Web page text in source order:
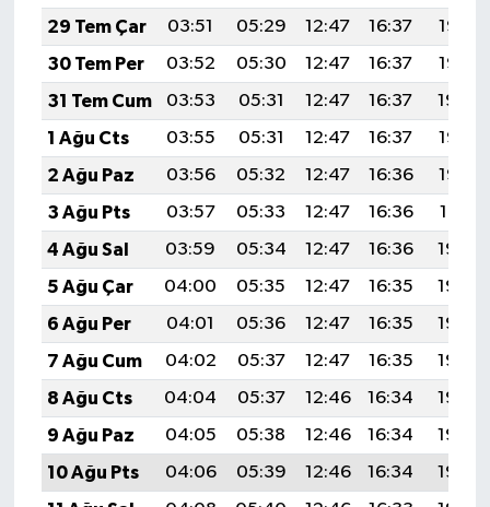
29 Tem Çar
03:51 05:29 12:47 16:37
19:55
30 Tem Per
03:52 05:30 12:47 16:37
19:55
31 Tem Cum
03:53 05:31 12:47 16:37
19:54
1 Ağu Cts
03:55 05:31 12:47 16:37
19:53
2 Ağu Paz
03:56 05:32 12:47 16:36
19:52
3 Ağu Pts
03:57 05:33 12:47 16:36
19:51
4 Ağu Sal
03:59 05:34 12:47 16:36
19:50
5 Ağu Çar
04:00 05:35 12:47 16:35
19:49
6 Ağu Per
04:01 05:36 12:47 16:35
19:48
7 Ağu Cum
04:02 05:37 12:47 16:35
19:46
8 Ağu Cts
04:04 05:37 12:46 16:34
19:45
9 Ağu Paz
04:05 05:38 12:46 16:34
19:44
10 Ağu Pts
04:06 05:39 12:46 16:34
19:43